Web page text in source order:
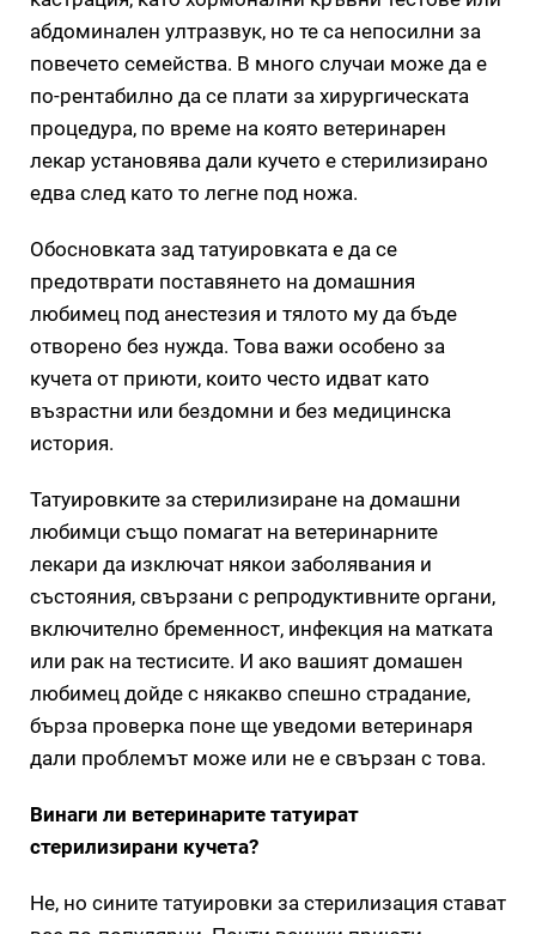
абдоминален ултразвук, но те са непосилни за
повечето семейства. В много случаи може да е
по-рентабилно да се плати за хирургическата
процедура, по време на която ветеринарен
лекар установява дали кучето е стерилизирано
едва след като то легне под ножа.
Обосновката зад татуировката е да се
предотврати поставянето на домашния
любимец под анестезия и тялото му да бъде
отворено без нужда. Това важи особено за
кучета от приюти, които често идват като
възрастни или бездомни и без медицинска
история.
Татуировките за стерилизиране на домашни
любимци също помагат на ветеринарните
лекари да изключат някои заболявания и
състояния, свързани с репродуктивните органи,
включително бременност, инфекция на матката
или рак на тестисите. И ако вашият домашен
любимец дойде с някакво спешно страдание,
бърза проверка поне ще уведоми ветеринаря
дали проблемът може или не е свързан с това.
Винаги ли ветеринарите татуират
стерилизирани кучета?
Не, но сините татуировки за стерилизация стават